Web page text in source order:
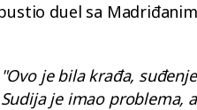
duel sa
"Ovo je bila krađa,
Sudija je imao problema,